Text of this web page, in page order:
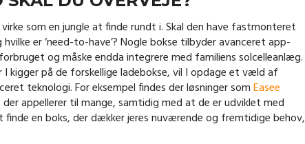
som en jungle at finde rundt i. Skal den have fastmonteret
er ‘need-to-have’? Nogle bokse tilbyder avanceret app-
og måske endda integrere med familiens solcelleanlæg.
kigger på de forskellige ladebokse, vil I opdage et væld af
teknologi. For eksempel findes der løsninger somEasee
appellerer til mange, samtidig med at de er udviklet med
en boks, der dækker jeres nuværende og fremtidige behov,